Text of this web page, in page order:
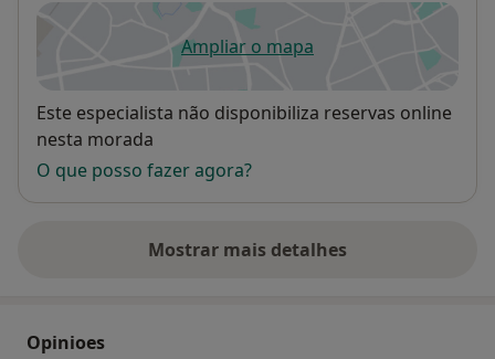
Ampliar o mapaabre num novo separador
Disponibilidade
Este especialista não disponibiliza reservas online
nesta morada
O que posso fazer agora?
Mostrar mais detalhes
sobre o endereço
Opinioes